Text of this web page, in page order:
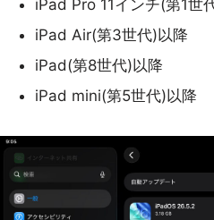
iPad Pro 11インチ(第1世
iPad Air(第3世代)以降
iPad(第8世代)以降
iPad mini(第5世代)以降